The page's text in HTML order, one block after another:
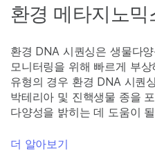
환경 메타지노믹
환경 DNA 시퀀싱은 생물다
모니터링을 위해 빠르게 부
유형의 경우 환경 DNA 시퀀
박테리아 및 진핵생물 종을
다양성을 밝히는 데 도움이
더 알아보기